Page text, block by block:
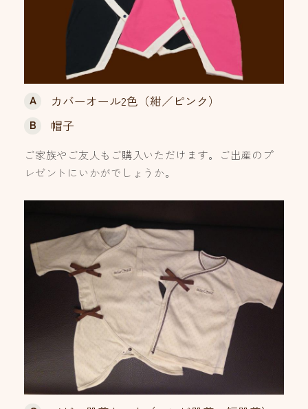
A カバーオール2色（紺／ピンク）
B 帽子
ご家族やご友人もご購入いただけます。ご出産のプ
レゼントにいかがでしょうか。